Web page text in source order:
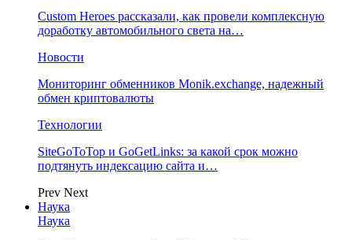
Custom Heroes рассказали, как провели комплексную
доработку автомобильного света на…
Новости
Мониторинг обменников Monik.exchange, надежный
обмен криптовалюты
Технологии
SiteGoToTop и GoGetLinks: за какой срок можно
подтянуть индексацию сайта и…
Prev Next
Наука
Наука